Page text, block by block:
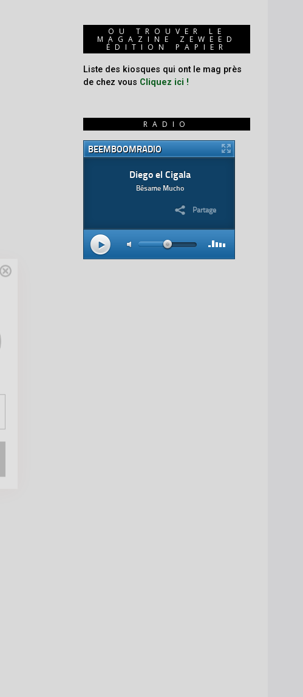
OU TROUVER LE
MAGAZINE ZEWEED
ÉDITION PAPIER
Liste des kiosques qui ont le mag près
de chez vous Cliquez ici !
RADIO